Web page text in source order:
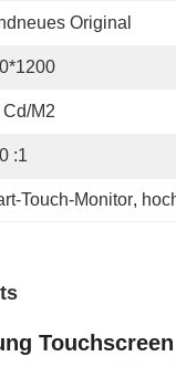
Original
m2
:1
Touch-Monitor,